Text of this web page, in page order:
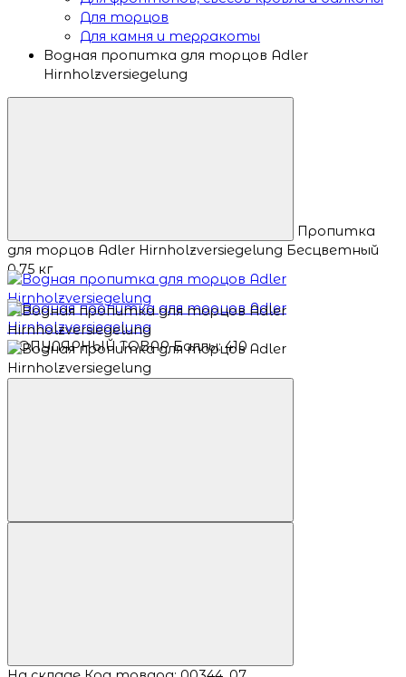
Для торцов
Для камня и терракоты
Водная пропитка для торцов Adler
Hirnholzversiegelung
Пропитка
для торцов Adler Hirnholzversiegelung Бесцветный
0.75 кг
ПОПУЛЯРНЫЙ ТОВАР Баллы: 410